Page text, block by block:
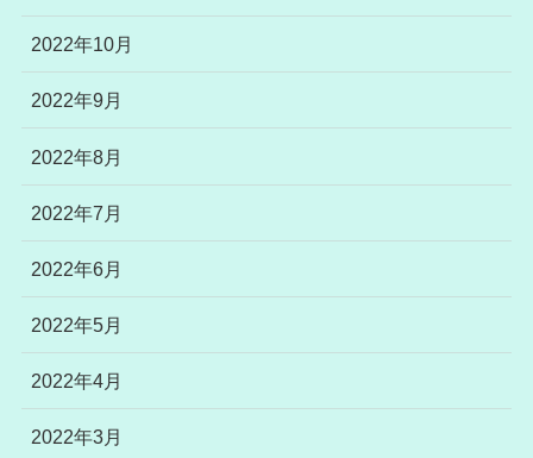
2022年10月
2022年9月
2022年8月
2022年7月
2022年6月
2022年5月
2022年4月
2022年3月